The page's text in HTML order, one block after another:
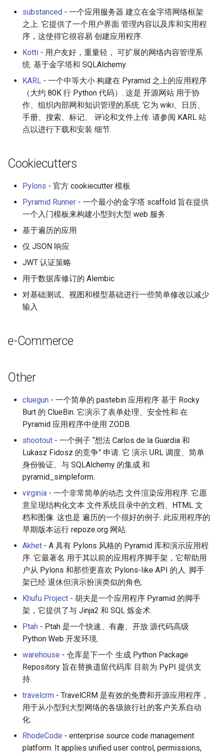
substanced - 一个应用服务器 建立在金字塔网络框架
之上. 它提供了一个用户界面 管理内容以及库和实用程
序，这使得它很容易 创建应用程序.
Kotti - 用户友好，重量轻， 可扩展的网络内容管理系
统. 基于金字塔和 SQLAlchemy.
KARL - 一个中等大小 构建在 Pyramid 之上的应用程序
（大约 80K 行 Python 代码）. 这是 开源网站 用于协
作、组织内部网和知识管理的系统. 它为 wiki、日历、
手册、搜索、标记、 评论和文件上传. 请参阅 KARL 站
点以进行下载和安装 细节.
Cookiecutters
Pylons - 官方 cookiecutter 模板
Pyramid Runner - 一个最小的金字塔 scaffold 旨在提供
一个入门模板来构建小型到大型 web 服务.
基于遍历的应用
仅 JSON 响应
JWT 认证策略
用于数据库修订的 Alembic
对基础测试、视图和模型基础进行一些简单修改以减少
输入
e-Commerce
Other
cluegun - 一个简单的 pastebin 应用程序 基于 Rocky
Burt 的 ClueBin. 它演示了表单处理、安全性和 在
Pyramid 应用程序中使用 ZODB.
shootout - 一个例子 “想法 Carlos de la Guardia 和
Lukasz Fidosz 的竞争” 申请. 它 演示 URL 调度、简单
身份验证、与 SQLAlchemy 的集成 和
pyramid_simpleform.
virginia - 一个非常简单的动态 文件渲染应用程序. 它愿
意呈现结构化文本 文件系统目录中的文档、HTML 文
档和图像. 这也是 遍历的一个很好的例子. 此应用程序的
早期版本运行 repoze.org 网站.
Akhet - A 具有 Pylons 风格的 Pyramid 库和演示应用程
序. 它最著名 用于其以前的应用程序脚手架，它帮助用
户从 Pylons 和那些更喜欢 Pylons-like API 的人. 脚手
架已经 退休但演示扮演类似的角色.
Khufu Project - 胡夫是一个应用程序 Pyramid 的脚手
架，它提供了与 Jinja2 和 SQL 炼金术.
Ptah - Ptah 是一个快速、有趣、开放 源代码高级
Python Web 开发环境.
warehouse - 仓库是下一个 生成 Python Package
Repository 旨在替换遗留代码库 目前为 PyPI 提供支
持.
travelcrm - TravelCRM 是有效的免费和开源应用程序，
用于从小型到大型网络的各级旅行社的客户关系自动
化.
RhodeCode - enterprise source code management
platform. It applies unified user control, permissions,